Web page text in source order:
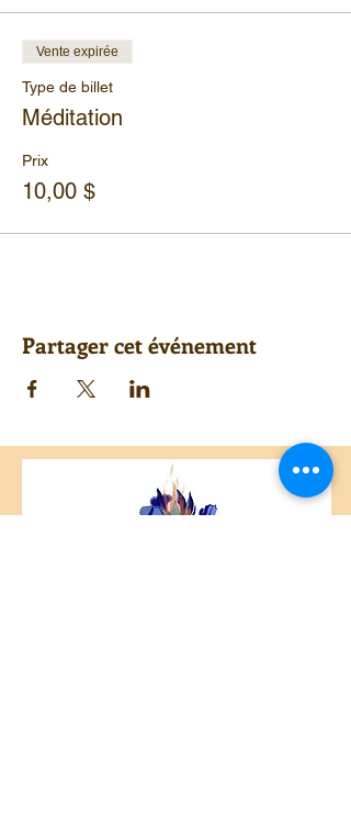
Vente expirée
Type de billet
Méditation
Prix
10,00 $
Partager cet événement